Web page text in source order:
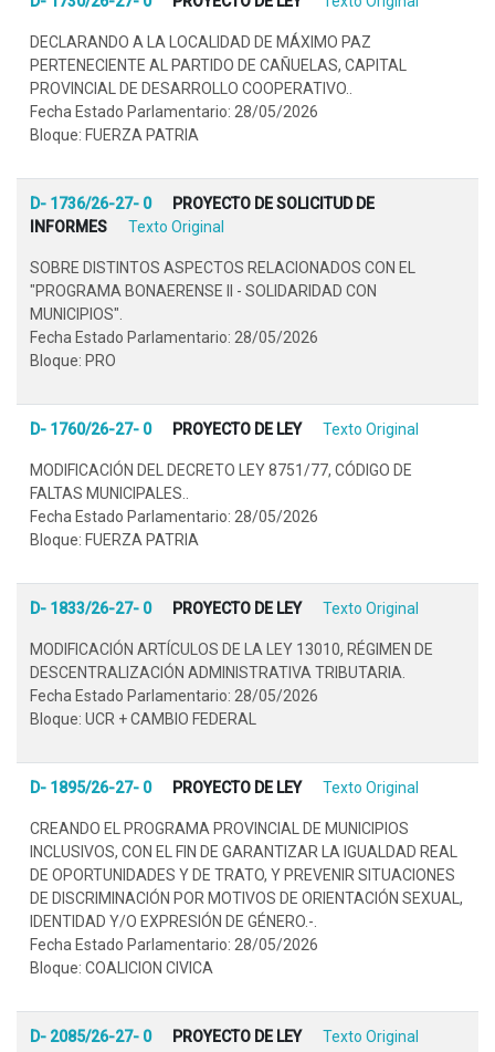
DECLARANDO A LA LOCALIDAD DE MÁXIMO PAZ
PERTENECIENTE AL PARTIDO DE CAÑUELAS, CAPITAL
PROVINCIAL DE DESARROLLO COOPERATIVO..
Fecha Estado Parlamentario: 28/05/2026
Bloque: FUERZA PATRIA
D- 1736/26-27- 0
PROYECTO DE SOLICITUD DE
INFORMES
Texto Original
SOBRE DISTINTOS ASPECTOS RELACIONADOS CON EL
"PROGRAMA BONAERENSE II - SOLIDARIDAD CON
MUNICIPIOS".
Fecha Estado Parlamentario: 28/05/2026
Bloque: PRO
D- 1760/26-27- 0 PROYECTO DE LEY Texto Original
MODIFICACIÓN DEL DECRETO LEY 8751/77, CÓDIGO DE
FALTAS MUNICIPALES..
Fecha Estado Parlamentario: 28/05/2026
Bloque: FUERZA PATRIA
D- 1833/26-27- 0 PROYECTO DE LEY Texto Original
MODIFICACIÓN ARTÍCULOS DE LA LEY 13010, RÉGIMEN DE
DESCENTRALIZACIÓN ADMINISTRATIVA TRIBUTARIA.
Fecha Estado Parlamentario: 28/05/2026
Bloque: UCR + CAMBIO FEDERAL
D- 1895/26-27- 0 PROYECTO DE LEY Texto Original
CREANDO EL PROGRAMA PROVINCIAL DE MUNICIPIOS
INCLUSIVOS, CON EL FIN DE GARANTIZAR LA IGUALDAD REAL
DE OPORTUNIDADES Y DE TRATO, Y PREVENIR SITUACIONES
DE DISCRIMINACIÓN POR MOTIVOS DE ORIENTACIÓN SEXUAL,
IDENTIDAD Y/O EXPRESIÓN DE GÉNERO.-.
Fecha Estado Parlamentario: 28/05/2026
Bloque: COALICION CIVICA
D- 2085/26-27- 0 PROYECTO DE LEY Texto Original